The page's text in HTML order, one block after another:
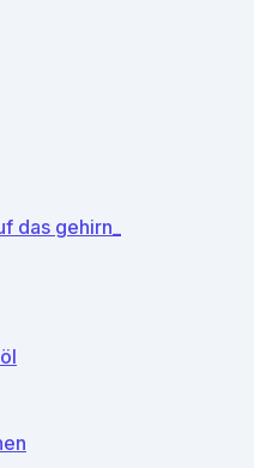
das gehirn_